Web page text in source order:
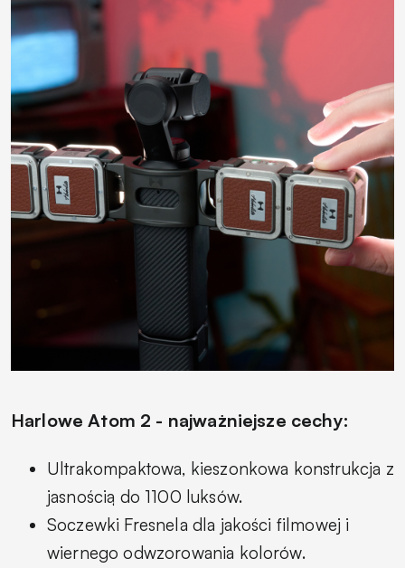
Harlowe Atom 2 - najważniejsze cechy:
Ultrakompaktowa, kieszonkowa konstrukcja z
jasnością do 1100 luksów.
Soczewki Fresnela dla jakości filmowej i
wiernego odwzorowania kolorów.